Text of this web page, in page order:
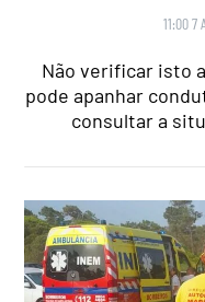
11:00 7
Não verificar isto
pode apanhar
consultar a